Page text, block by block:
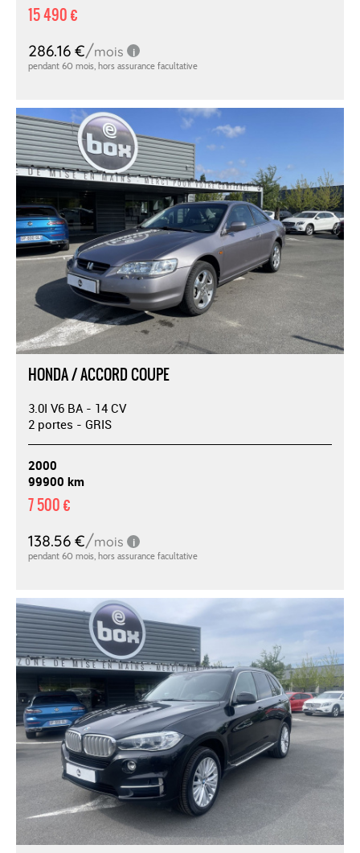
15 490 €
HONDA / ACCORD COUPE
3.0I V6 BA - 14 CV
2 portes - GRIS
2000
99900 km
7 500 €